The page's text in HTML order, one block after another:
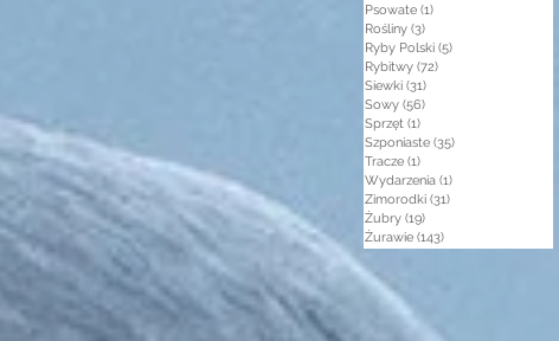
Psowate (1)
Rośliny (3)
Ryby Polski (5)
Rybitwy (72)
Siewki (31)
Sowy (56)
Sprzęt (1)
Szponiaste (35)
Tracze (1)
Wydarzenia (1)
Zimorodki (31)
Żubry (19)
Żurawie (143)